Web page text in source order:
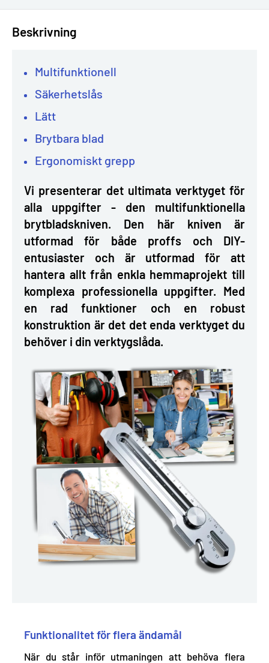
Beskrivning
Multifunktionell
Säkerhetslås
Lätt
Brytbara blad
Ergonomiskt grepp
Vi presenterar det ultimata verktyget för
alla uppgifter - den multifunktionella
brytbladskniven. Den här kniven är
utformad för både proffs och DIY-
entusiaster och är utformad för att
hantera allt från enkla hemmaprojekt till
komplexa professionella uppgifter. Med
en rad funktioner och en robust
konstruktion är det det enda verktyget du
behöver i din verktygslåda.
Funktionalitet för flera ändamål
När du står inför utmaningen att behöva flera